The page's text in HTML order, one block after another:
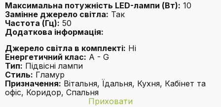
Максимальна потужність LED-лампи (Вт): 10
Замінне джерело світла: Так
Частота (Гц): 50
Додаткова інформація:
Джерело світла в комплекті: Ні
Енергетичний клас: A - G
Тип: Підвісні лампи
Стиль: Гламур
Призначення: Вітальня, Їдальня, Кухня, Кабінет та
офіс, Коридор, Спальня
Приховати